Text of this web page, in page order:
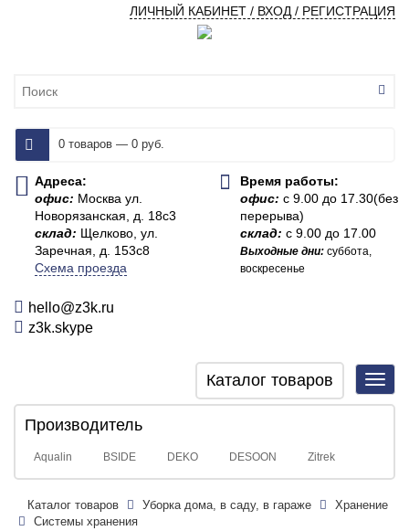
ЛИЧНЫЙ КАБИНЕТ / ВХОД / РЕГИСТРАЦИЯ
0 товаров — 0 руб.
Адреса:
офис: Москва ул.
Новорязанская, д. 18с3
склад: Щелково, ул.
Заречная, д. 153с8
Схема проезда
Время работы:
офис:с 9.00 до 17.30(без
перерыва)
склад:с 9.00 до 17.00
Выходные дни:суббота,
воскресенье
hello@z3k.ru
z3k.skype
Каталог товаров
Производитель
Aqualin BSIDE DEKO DESOON Zitrek
Каталог товаров Уборка дома, в саду, в гараже
Хранение
Системы хранения